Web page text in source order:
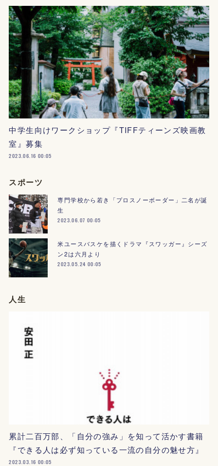
中学生向けワークショップ『TIFFティーンズ映画教
室』募集
2023.06.16 00:05
スポーツ
専門学校から若き「プロスノーボーダー」二名が誕
生
2023.06.07 00:05
米ユースバスケを描くドラマ『スワッガー』シーズ
ン2は六月より
2023.05.24 00:05
人生
累計二百万部、「自分の強み」を知って活かす書籍
『できる人は必ず知っている一流の自分の魅せ方』
2023.03.16 00:05